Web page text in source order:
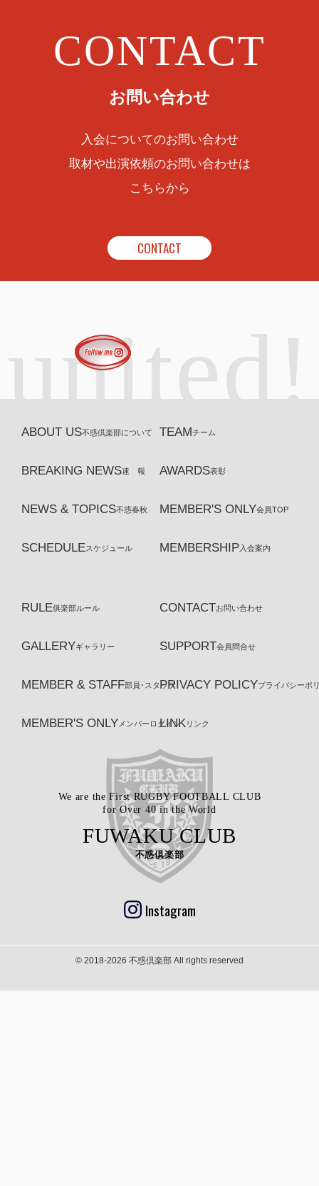
CONTACT
お問い合わせ
入会についてのお問い合わせ
取材や出演依頼のお問い合わせは
こちらから
CONTACT
united!
ABOUT US不惑倶楽部について
BREAKING NEWS速 報
NEWS & TOPICS不惑春秋
SCHEDULEスケジュール
TEAMチーム
AWARDS表彰
MEMBER'S ONLY会員TOP
MEMBERSHIP 入会案内
RULE俱楽部ルール
GALLERYギャラリー
MEMBER & STAFF部員･スタッフ
MEMBER'S ONLY メンバーログイン
CONTACTお問い合わせ
SUPPORT会員問合せ
PRIVACY POLICYプライバシーポ
LINK リンク
We are the First RUGBY FOOTBALL CLUB
for Over 40 in the World
FUWAKU CLUB
不惑倶楽部
Instagram
© 2018-2026 不惑倶楽部 All rights reserved